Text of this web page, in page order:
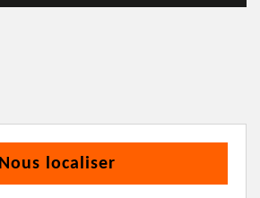
Nous localiser